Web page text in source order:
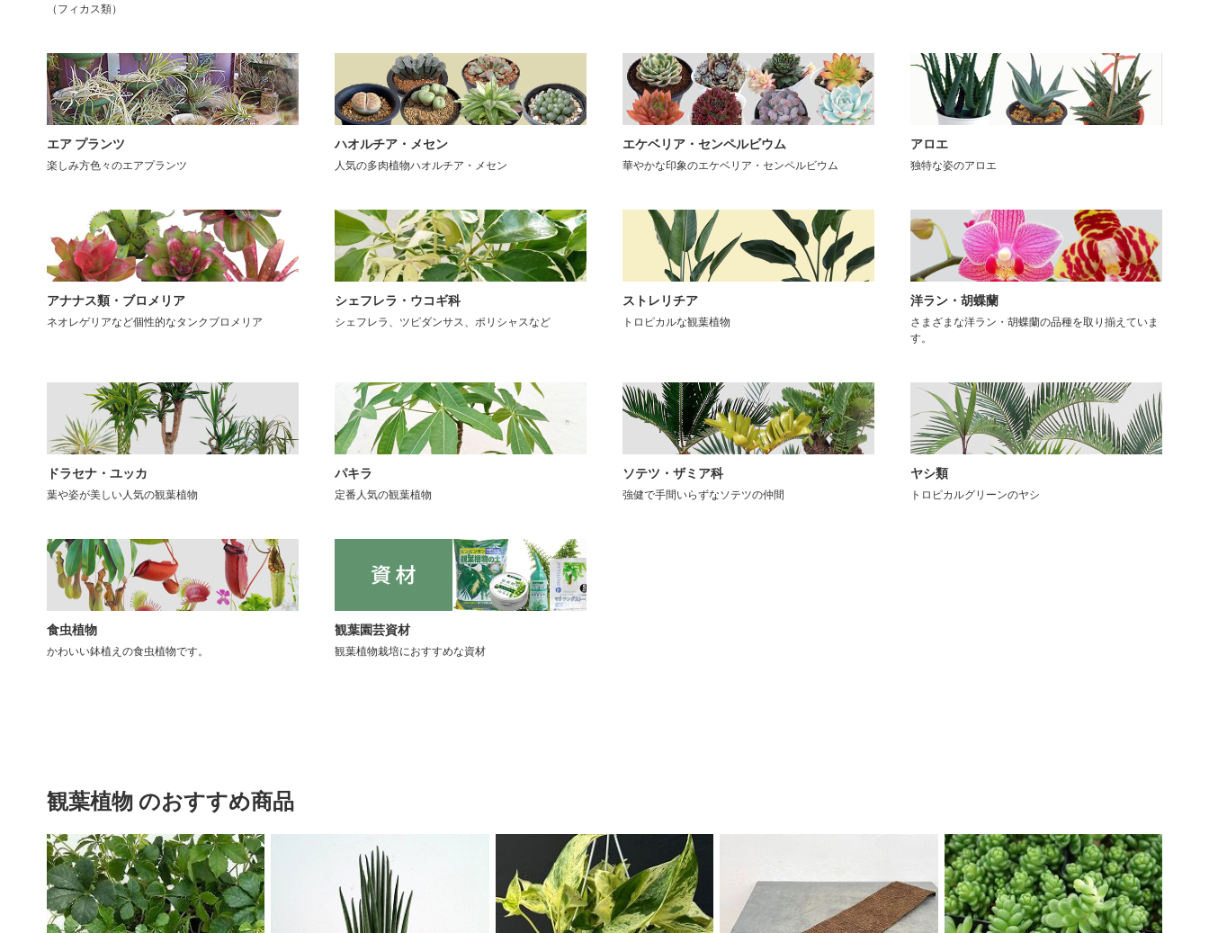
（フィカス類）
エア プランツ
楽しみ方色々のエアプランツ
ハオルチア・メセン
人気の多肉植物ハオルチア・メセン
エケベリア・センペルビウム
華やかな印象のエケベリア・センペルビウム
アロエ
独特な姿のアロエ
アナナス類・ブロメリア
ネオレゲリアなど個性的なタンクブロメリア
シェフレラ・ウコギ科
シェフレラ、ツピダンサス、ポリシャスなど
ストレリチア
トロピカルな観葉植物
洋ラン・胡蝶蘭
さまざまな洋ラン・胡蝶蘭の品種を取り揃えていま
す。
ドラセナ・ユッカ
葉や姿が美しい人気の観葉植物
パキラ
定番人気の観葉植物
ソテツ・ザミア科
強健で手間いらずなソテツの仲間
ヤシ類
トロピカルグリーンのヤシ
食虫植物
かわいい鉢植えの食虫植物です。
観葉園芸資材
観葉植物栽培におすすめな資材
観葉植物 のおすすめ商品